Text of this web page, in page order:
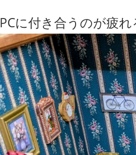
PCに付き合うのが疲